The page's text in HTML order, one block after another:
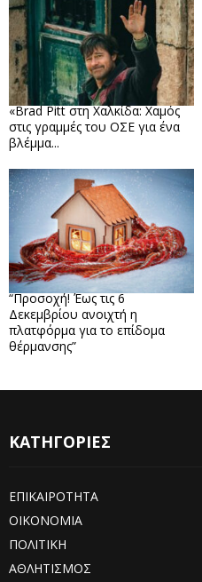
«Brad Pitt στη Χαλκίδα: Χαμός
στις γραμμές του ΟΣΕ για ένα
βλέμμα...
“Προσοχή! Έως τις 6
Δεκεμβρίου ανοιχτή η
πλατφόρμα για το επίδομα
θέρμανσης”
ΚΑΤΗΓΟΡΙΕΣ
ΕΠΙΚΑΙΡΟΤΗΤΑ
ΟΙΚΟΝΟΜΙΑ
ΠΟΛΙΤΙΚΗ
ΑΘΛΗΤΙΣΜΟΣ